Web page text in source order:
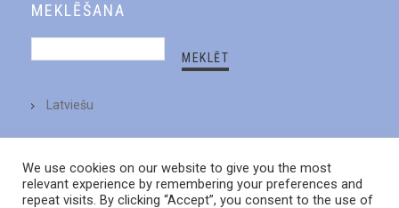
MEKLĒŠANA
Latviešu
We use cookies on our website to give you the most
relevant experience by remembering your preferences and
repeat visits. By clicking “Accept”, you consent to the use of